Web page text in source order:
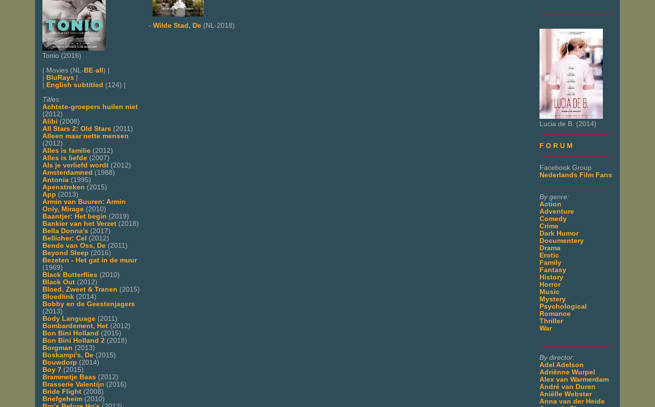
Tonio (2016)
| Movies (NL-BE-all) |
| BluRays |
| English subtitled (124) |
Titles:
Achtste-groepers huilen niet
(2012)
Alibi (2008)
All Stars 2: Old Stars (2011)
Alleen maar nette mensen
(2012)
Alles is familie (2012)
Alles is liefde (2007)
Als je verliefd wordt (2012)
Amsterdamned (1988)
Antonia (1995)
Apenstreken (2015)
App (2013)
Armin van Buuren: Armin
Only, Mirage (2010)
Baantjer: Het begin (2019)
Bankier van het Verzet (2018)
Bella Donna's (2017)
Bellicher: Cel (2012)
Bende van Oss, De (2011)
Beyond Sleep (2016)
Bezeten - Het gat in de muur
(1969)
Black Butterflies (2010)
Black Out (2012)
Bloed, Zweet & Tranen (2015)
Bloedlink (2014)
Bobby en de Geestenjagers
(2013)
Body Language (2011)
Bombardement, Het (2012)
Bon Bini Holland (2015)
Bon Bini Holland 2 (2018)
Borgman (2013)
Boskampi's, De (2015)
Bouwdorp (2014)
Boy 7 (2015)
Brammetje Baas (2012)
Brasserie Valentijn (2016)
Bride Flight (2008)
Briefgeheim (2010)
Lucia de B. (2014)
F O R U M
Facebook Group
Nederlands Film Fans
By genre:
Action
Adventure
Comedy
Crime
Dark Humor
Documentery
Drama
Erotic
Family
Fantasy
History
Horror
Music
Mystery
Psychological
Romance
Thriller
War
By director:
Adel Adelson
Adriënne Wurpel
Alex van Warmerdam
André van Duren
Aniëlle Webster
Anna van der Heide
- Wilde Stad, De (NL-2018)